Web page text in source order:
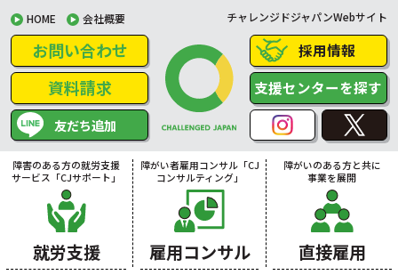
HOME 会社概要 チャレンジドジャパンWebサイト
お問い合わせ
資料請求
友だち追加
採用情報
支援センターを探す
障害のある方の就労支援
サービス「CJサポート」
就労支援
障がい者雇用コンサル「CJ
コンサルティング」
雇用コンサル
障がいのある方と共に
事業を展開
直接雇用